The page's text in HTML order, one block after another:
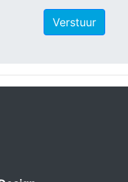
Verstuur